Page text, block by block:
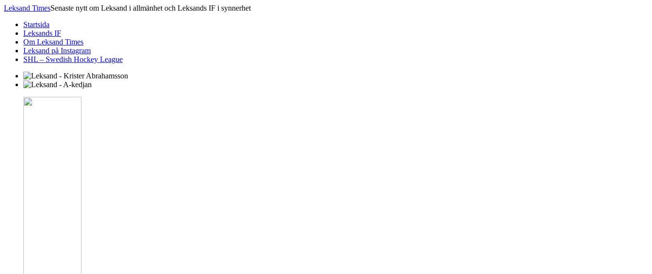
Leksand TimesSenaste nytt om Leksand i allmänhet och Leksands IF i synnerhet
Startsida
Leksands IF
Om Leksand Times
Leksand på Instagram
SHL – Swedish Hockey League